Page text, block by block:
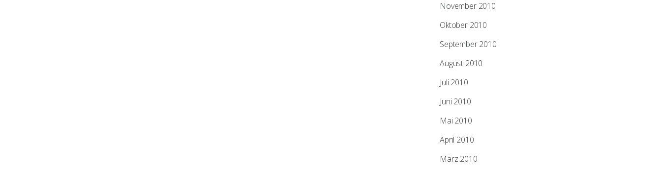
November 2010
Oktober 2010
September 2010
August 2010
Juli 2010
Juni 2010
Mai 2010
April 2010
März 2010